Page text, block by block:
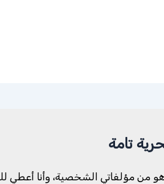
تامة
الشخصية، وأنا أعطي للكل